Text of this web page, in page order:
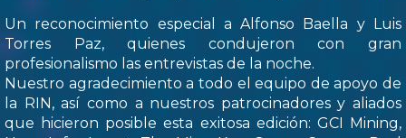
Un reconocimiento especial a Alfonso Baella y Luis
Torres Paz, quienes condujeron con gran
profesionalismo las entrevistas de la noche.
Nuestro agradecimiento a todo el equipo de apoyo de
la RIN, así como a nuestros patrocinadores y aliados
que hicieron posible esta exitosa edición: GCI Mining,